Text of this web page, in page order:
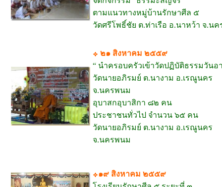
ตามแนวทางหมู่บ้านรักษาศีล ๕
วัดศรีโพธิ์ชัย ต.ท่าเรือ อ.นาหว้า จ.น
๒๑ สิงหาคม ๒๕๕๙
“ นำครอบครัวเข้าวัดปฏิบัติธรรมวันอ
วัดนายอภิรมย์ ต.นางาม อ.เรณูนคร
จ.นครพนม
อุบาสกอุบาสิกา ๘๒ คน
ประชาชนทั่วไป จำนวน ๖๕ คน
วัดนายอภิรมย์ ต.นางาม อ.เรณูนคร
จ.นครพนม
๑๙ สิงหาคม ๒๕๕๙